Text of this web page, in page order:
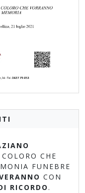
CHE
FUNEBRE
CON
RICORDO .